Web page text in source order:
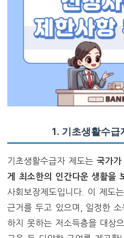
1. 기초생활수급
기초생활수급자 제도는 국가가
게 최소한의 인간다운 생활을
사회보장제도입니다. 이 제도
근거를 두고 있으며, 일정한
하지 못하는 저소득층을 대상